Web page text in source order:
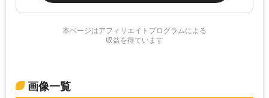
本ページはアフィリエイトプログラムによる
収益を得ています
画像一覧